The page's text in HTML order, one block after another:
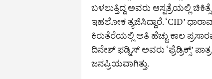
ಬಳಲುತ್ತಿದ್ದ ಅವರು ಆಸ್ಪತ್ರೆಯಲ್ಲಿ
ಇಹಲೋಕ ತ್ಯಜಿಸಿದ್ದಾರೆ. ‘CID’
ಕಿರುತೆರೆಯಲ್ಲಿ ಅತಿ ಹೆಚ್ಚು ಕಾಲ
ದಿನೇಶ್​ ಫಡ್ನಿಸ್​ ಅವರು ‘ಫ್ರೆಡ್ರಿಕ್ಸ್’​
ಜನಪ್ರಿಯ​ವಾಗಿತ್ತು.